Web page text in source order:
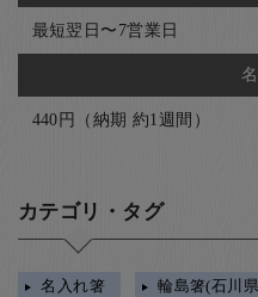
最短翌日〜7営業日
440円（納期 約1週間）
カテゴリ・タグ
名入れ箸
輪島箸(石川